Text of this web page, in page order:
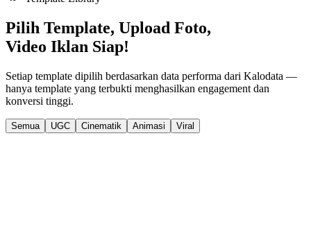
Pilih Template, Upload Foto,
Video Iklan Siap!
Setiap template dipilih berdasarkan data performa dari Kalodata —
hanya template yang terbukti menghasilkan engagement dan
konversi tinggi.
Semua UGC Cinematik Animasi Viral